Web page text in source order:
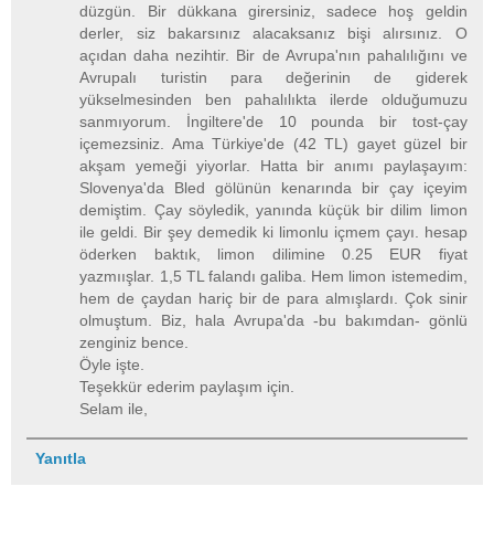
düzgün. Bir dükkana girersiniz, sadece hoş geldin
derler, siz bakarsınız alacaksanız bişi alırsınız. O
açıdan daha nezihtir. Bir de Avrupa'nın pahalılığını ve
Avrupalı turistin para değerinin de giderek
yükselmesinden ben pahalılıkta ilerde olduğumuzu
sanmıyorum. İngiltere'de 10 pounda bir tost-çay
içemezsiniz. Ama Türkiye'de (42 TL) gayet güzel bir
akşam yemeği yiyorlar. Hatta bir anımı paylaşayım:
Slovenya'da Bled gölünün kenarında bir çay içeyim
demiştim. Çay söyledik, yanında küçük bir dilim limon
ile geldi. Bir şey demedik ki limonlu içmem çayı. hesap
öderken baktık, limon dilimine 0.25 EUR fiyat
yazmıışlar. 1,5 TL falandı galiba. Hem limon istemedim,
hem de çaydan hariç bir de para almışlardı. Çok sinir
olmuştum. Biz, hala Avrupa'da -bu bakımdan- gönlü
zenginiz bence.
Öyle işte.
Teşekkür ederim paylaşım için.
Selam ile,
Yanıtla